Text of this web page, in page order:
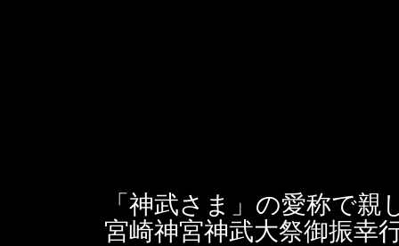
「神武さま」の愛称で
宮崎神宮神武大祭御振幸